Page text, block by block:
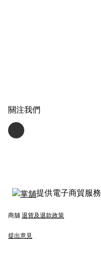
關注我們
提供電子商貿服務
商舖 退貨及退款政策
提出意見